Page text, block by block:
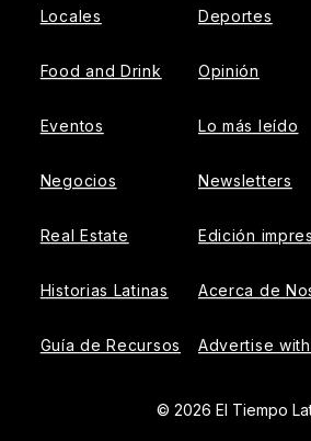
Locales
Food and Drink
Eventos
Negocios
Real Estate
Historias Latinas
Guía de Recursos
Deportes
Opinión
Lo más leído
Newsletters
Edición
Acerca de
Advertise
© 2026 El Tiempo